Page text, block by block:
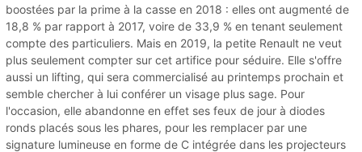
boostées par la prime à la casse en 2018 : elles ont augmenté de
18,8 % par rapport à 2017, voire de 33,9 % en tenant seulement
compte des particuliers. Mais en 2019, la petite Renault ne veut
plus seulement compter sur cet artifice pour séduire. Elle s'offre
aussi un lifting, qui sera commercialisé au printemps prochain et
semble chercher à lui conférer un visage plus sage. Pour
l'occasion, elle abandonne en effet ses feux de jour à diodes
ronds placés sous les phares, pour les remplacer par une
signature lumineuse en forme de C intégrée dans les projecteurs